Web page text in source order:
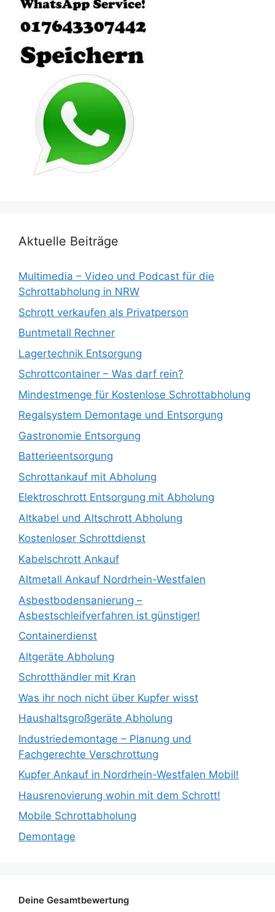
Aktuelle Beiträge
Multimedia – Video und Podcast für die
Schrottabholung in NRW
Schrott verkaufen als Privatperson
Buntmetall Rechner
Lagertechnik Entsorgung
Schrottcontainer – Was darf rein?
Mindestmenge für Kostenlose Schrottabholung
Regalsystem Demontage und Entsorgung
Gastronomie Entsorgung
Batterieentsorgung
Schrottankauf mit Abholung
Elektroschrott Entsorgung mit Abholung
Altkabel und Altschrott Abholung
Kostenloser Schrottdienst
Kabelschrott Ankauf
Altmetall Ankauf Nordrhein-Westfalen
Asbestbodensanierung –
Asbestschleifverfahren ist günstiger!
Containerdienst
Altgeräte Abholung
Schrotthändler mit Kran
Was ihr noch nicht über Kupfer wisst
Haushaltsgroßgeräte Abholung
Industriedemontage – Planung und
Fachgerechte Verschrottung
Kupfer Ankauf in Nordrhein-Westfalen Mobil!
Hausrenovierung wohin mit dem Schrott!
Mobile Schrottabholung
Demontage
Deine Gesamtbewertung